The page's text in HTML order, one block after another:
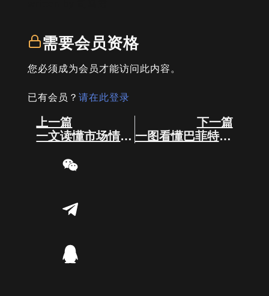
需要会员资格
您必须成为会员才能访问此内容。
已有会员？ 请在此登录
Prev
上一篇
一文读懂市场情绪与投资者之间的共系（推荐所有粉丝必看）
下一篇
一图看懂巴菲特老爷子的5次大规模减仓????